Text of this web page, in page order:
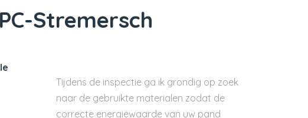
Stremersch
Tijdens de inspectie ga ik grondig op zoek
naar de gebruikte materialen zodat de
correcte energiewaarde van uw pand